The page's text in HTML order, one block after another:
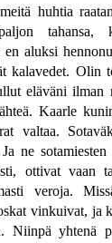
huhtia
tahansa,
aluksi
kalavedet. Olin
eläväni ilman
Kaarle
valtaa.
ne
ottivat vaan
veroja.
vinkuivat, ja
Niinpä yhtenä